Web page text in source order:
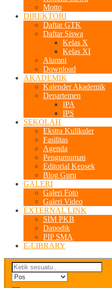
Motto
DIREKTORI
Daftar GTK
Daftar Siswa
Kelas X
Kelas XI
Alumni
Download
AKADEMIK
Kalender Akademik
Departemen
IPA
IPS
SEKOLAH
Ekstra Kulikuler
Fasilitas
Agenda
Pengumuman
Editorial Kepsek
Blog Guru
GALERI
Galeri Foto
Galeri Video
EXTERNAL LINK
SIM PKB
Dapodik
PIP SMA
E-LIBRARY